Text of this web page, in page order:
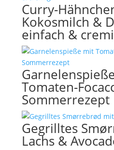
Curry-
Kokosmilch &
einfach &
Tomaten-
Sommerrezept
Gegrilltes
Lachs &